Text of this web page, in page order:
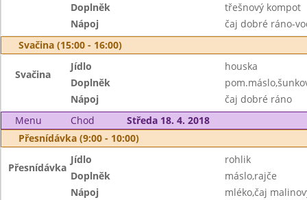
Doplněk
třešnový kompot
Nápoj
čaj dobré ráno-
Svačina (15:00 - 16:00)
Svačina
Jídlo
houska
Doplněk
Nápoj
čaj dobré ráno
Menu
Chod
Středa 18. 4. 2018
Přesnídávka (9:00 - 10:00)
Přesnídávka
Jídlo
rohlik
Doplněk
máslo,rajče
Nápoj
mléko,čaj